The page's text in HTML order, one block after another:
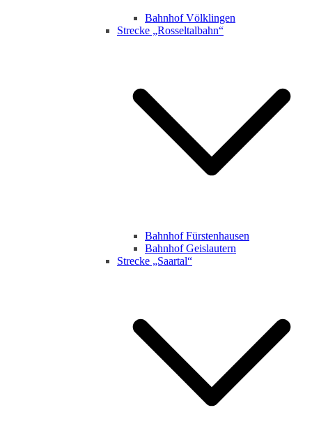
Bahnhof Völklingen
Strecke „Rosseltalbahn“
Bahnhof Fürstenhausen
Bahnhof Geislautern
Strecke „Saartal“